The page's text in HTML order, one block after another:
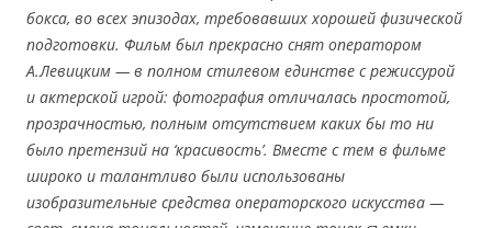
бокса, во всех эпизодах, требовавших хорошей физической
подготовки. Фильм был прекрасно снят оператором
А.Левицким — в полном стилевом единстве с режиссурой
и актерской игрой: фотография отличалась простотой,
прозрачностью, полным отсутствием каких бы то ни
было претензий на ‘красивость’. Вместе с тем в фильме
широко и талантливо были использованы
изобразительные средства операторского искусства —